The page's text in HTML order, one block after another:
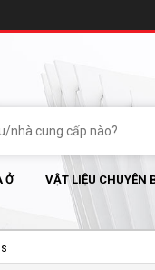
Ở VẬT LIỆU CHUYÊN